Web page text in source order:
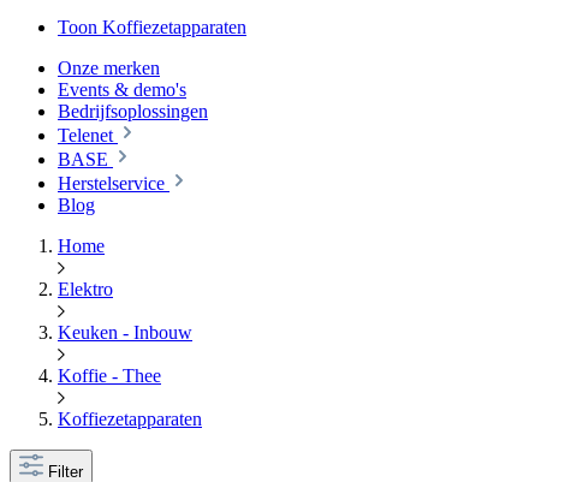
Toon Koffiezetapparaten
Onze merken
Events & demo's
Bedrijfsoplossingen
Telenet
BASE
Herstelservice
Blog
Home
Elektro
Keuken - Inbouw
Koffie - Thee
Koffiezetapparaten
Filter